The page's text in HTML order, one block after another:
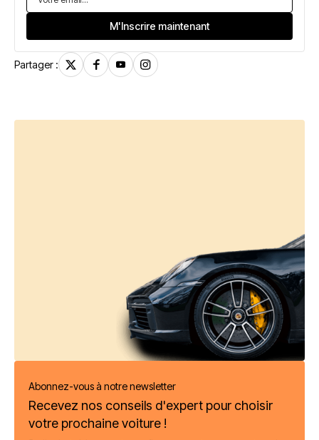
Partager :
Abonnez-vous à notre newsletter
Recevez nos conseils d'expert pour choisir
votre prochaine voiture !